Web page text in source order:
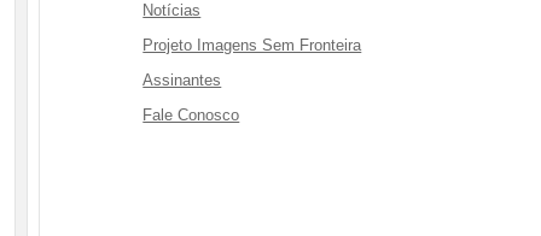
Notícias
Projeto Imagens Sem Fronteira
Assinantes
Fale Conosco